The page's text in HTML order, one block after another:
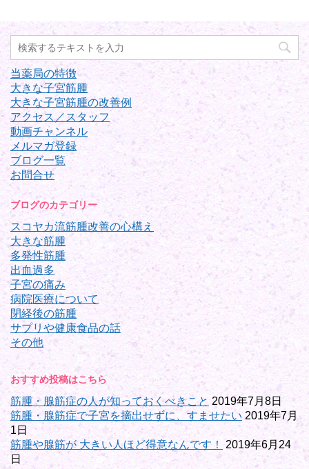
当薬局の特徴
大きな子宮筋腫
大きな子宮筋腫の改善例
アクセス／スタッフ
動画チャンネル
メルマガ登録
ブログ一覧
お問合せ
ブログのカテゴリー
スコヤカ流筋腫改善の心構え
大きな筋腫
多発性筋腫
出血過多
子宮の痛み
病院医療について
閉経後の筋腫
サプリや健康食品の話
その他
おすすめ投稿はこちら
筋腫・腺筋症の人が知っておくべきこと 2019年7月8日
筋腫・腺筋症で子宮を摘出せずに、すませたい 2019年7月
1日
筋腫や腺筋が 大きい人ほど得意なんです！
2019年6月24
日